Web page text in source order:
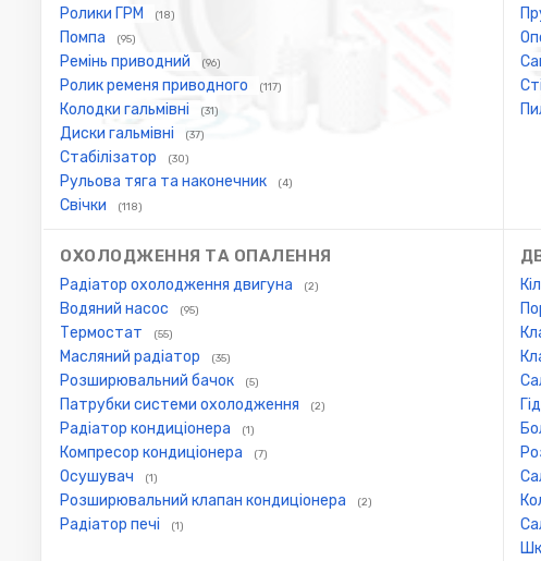
Ролики ГРМ (18)
Помпа (95)
Ремінь приводний (96)
Ролик ременя приводного (117)
Колодки гальмівні (31)
Диски гальмівні (37)
Стабілізатор (30)
Рульова тяга та наконечник (4)
Свічки (118)
ОХОЛОДЖЕННЯ ТА ОПАЛЕННЯ
Радіатор охолодження двигуна (2)
Водяний насос (95)
Термостат (55)
Масляний радіатор (35)
Розширювальний бачок (5)
Патрубки системи охолодження (2)
Радіатор кондиціонера (1)
Компресор кондиціонера (7)
Осушувач (1)
Розширювальний клапан кондиціонера (2)
Радіатор печі (1)